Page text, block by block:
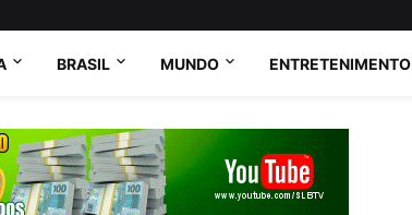
BRASIL MUNDO ENTRETENIMENTO